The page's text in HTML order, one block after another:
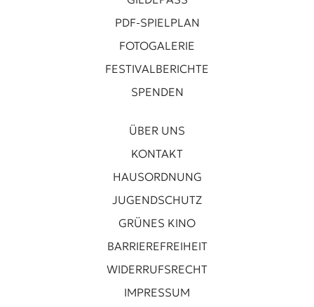
PDF-SPIELPLAN
FOTOGALERIE
FESTIVALBERICHTE
SPENDEN
ÜBER UNS
KONTAKT
HAUSORDNUNG
JUGENDSCHUTZ
GRÜNES KINO
BARRIEREFREIHEIT
WIDERRUFSRECHT
IMPRESSUM